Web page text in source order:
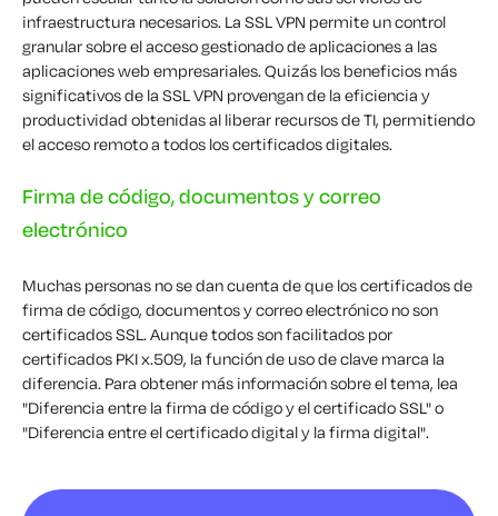
infraestructura necesarios. La SSL VPN permite un control
granular sobre el acceso gestionado de aplicaciones a las
aplicaciones web empresariales. Quizás los beneficios más
significativos de la SSL VPN provengan de la eficiencia y
productividad obtenidas al liberar recursos de TI, permitiendo
el acceso remoto a todos los certificados digitales.
Firma de código, documentos y correo
electrónico
Muchas personas no se dan cuenta de que los certificados de
firma de código, documentos y correo electrónico no son
certificados SSL. Aunque todos son facilitados por
certificados PKI x.509, la función de uso de clave marca la
diferencia. Para obtener más información sobre el tema, lea
"Diferencia entre la firma de código y el certificado SSL" o
"Diferencia entre el certificado digital y la firma digital".